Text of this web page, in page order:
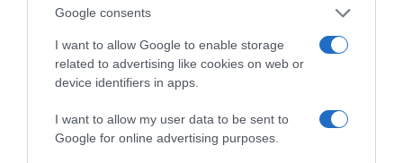
Google consents
I want to allow Google to enable storage
related to advertising like cookies on web or
device identifiers in apps.
I want to allow my user data to be sent to
Google for online advertising purposes.
Η ΣΤΗΛΗ ΜΑΣ